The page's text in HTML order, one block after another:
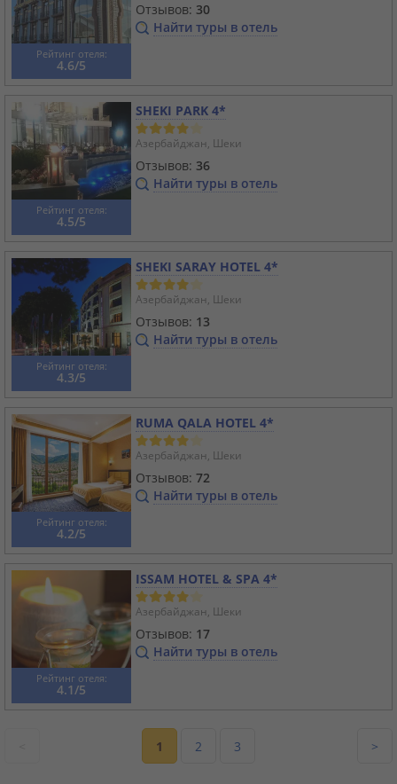
Рейтинг отеля:
4.6/5
Отзывов: 30
Найти туры в отель
Рейтинг отеля:
4.5/5
SHEKI PARK 4*
Азербайджан, Шеки
Отзывов: 36
Найти туры в отель
Рейтинг отеля:
4.3/5
SHEKI SARAY HOTEL 4*
Азербайджан, Шеки
Отзывов: 13
Найти туры в отель
Рейтинг отеля:
4.2/5
RUMA QALA HOTEL 4*
Азербайджан, Шеки
Отзывов: 72
Найти туры в отель
Рейтинг отеля:
4.1/5
ISSAM HOTEL & SPA 4*
Азербайджан, Шеки
Отзывов: 17
Найти туры в отель
1 2 3 >